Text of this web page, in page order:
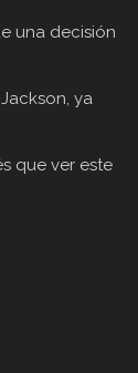
una decisión
ya
que ver este